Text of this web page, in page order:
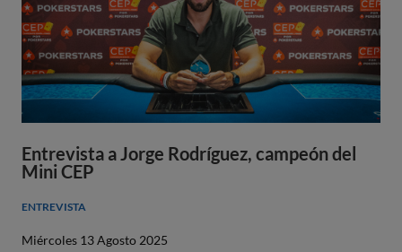
Entrevista a Jorge Rodríguez, campeón del
Mini CEP
ENTREVISTA
Miércoles 13 Agosto 2025